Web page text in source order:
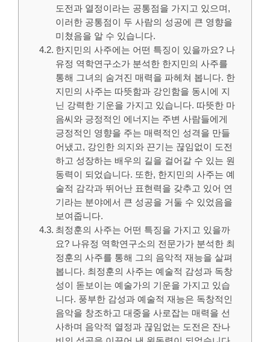
도전과 열정이라는 공통점을 가지고 있으며,
이러한 공통점이 두 사람의 성공에 큰 영향을
미쳤음을 알 수 있습니다.
한지민의 사주에는 어떤 특징이 있을까요? 나
유정 역학연구소가 분석한 한지민의 사주를
통해 그녀의 숨겨진 매력을 파헤쳐 봅니다. 한
지민의 사주는 따뜻함과 강인함을 동시에 지
닌 강력한 기운을 가지고 있습니다. 따뜻한 마
음씨와 긍정적인 에너지는 주변 사람들에게
긍정적인 영향을 주는 매력적인 성격을 만들
어냈고, 강인한 의지와 끈기는 끊임없이 도전
하고 성장하는 배우의 길을 걸어갈 수 있는 원
동력이 되었습니다. 또한, 한지민의 사주는 예
술적 감각과 뛰어난 표현력을 갖추고 있어 연
기라는 분야에서 큰 성공을 거둘 수 있었음을
보여줍니다.
최정훈의 사주는 어떤 특징을 가지고 있을까
요? 나유정 역학연구소의 전문가가 분석한 최
정훈의 사주를 통해 그의 음악적 재능을 살펴
봅니다. 최정훈의 사주는 예술적 감성과 독창
성이 돋보이는 예술가의 기운을 가지고 있습
니다. 풍부한 감성과 예술적 재능은 독창적인
음악을 창조하고 대중을 사로잡는 매력을 선
사하며 음악적 열정과 끊임없는 도전은 잔나